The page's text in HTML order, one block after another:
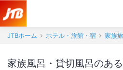
JTBホーム ホテル・旅館・宿 家族
家族風呂・貸切風呂のあ